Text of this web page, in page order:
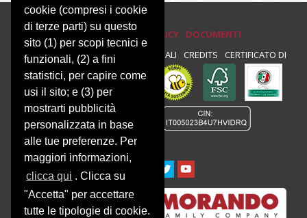
cookie (compresi i cookie
di terze parti) su questo
sito (1) per scopi tecnici e
funzionali, (2) a fini
statistici, per capire come
usi il sito; e (3) per
mostrarti pubblicità
personalizzata in base
alle tue preferenze. Per
maggiori informazioni,
clicca qui . Clicca su
"Accetta" per accettare
tutte le tipologie di cookie.
PRIVACY E COOKIE POLICY
DOCUMENTI
PRIVACY NEWSLETTER NOTE LEGALI CREDITS CERTIFICATO DI
CONFORMITÀ :